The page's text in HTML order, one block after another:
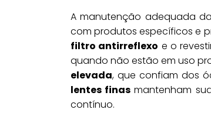
A manutenção adequada
com produtos específicos e
filtro antirreflexo e o
quando não estão em uso
elevada, que confiam dos
lentes finas mantenham
contínuo.